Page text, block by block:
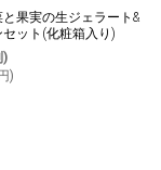
果実の生ジェラート&
ット(化粧箱入り)
)
円)